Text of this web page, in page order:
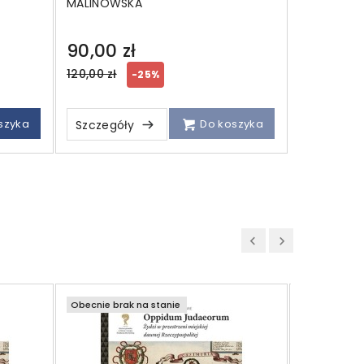
90,00 zł
Regular
120,00 zł -25%
Szczegóły Do koszyka
Obecnie brak na stanie